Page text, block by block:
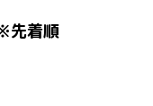
先着順